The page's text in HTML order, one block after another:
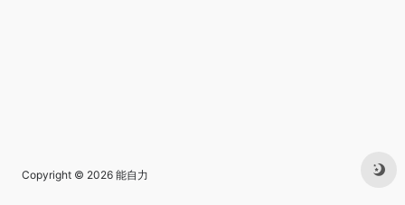
Copyright © 2026 能自力